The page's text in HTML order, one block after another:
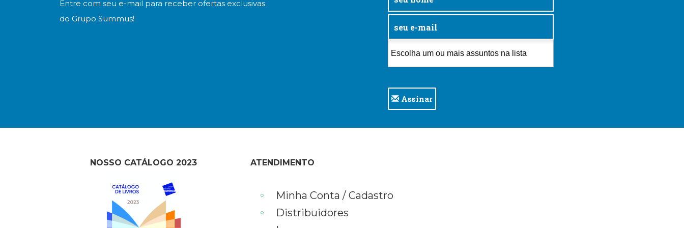
Entre com seu e-mail para receber ofertas exclusivas
do Grupo Summus!
Assinar
NOSSO CATÁLOGO 2023 ATENDIMENTO
Minha Conta / Cadastro
Distribuidores